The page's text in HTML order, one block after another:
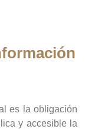
es la obligación
y accesible la